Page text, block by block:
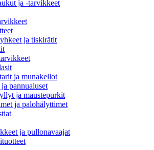
ja -tarvikkeet
ja tiskirätit
ja munakellot
pannualuset
ja maustepurkit
ja palohälyttimet
ja pullonavaajat